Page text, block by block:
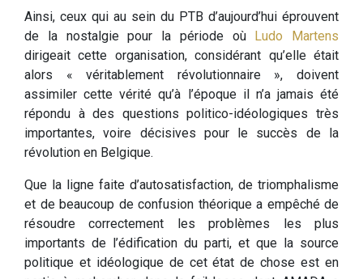
Ainsi, ceux qui au sein du PTB d’aujourd’hui éprouvent
de la nostalgie pour la période où
Ludo Martens
dirigeait cette organisation, considérant qu’elle était
alors « véritablement révolutionnaire », doivent
assimiler cette vérité qu’à l’époque il n’a jamais été
répondu à des questions politico-idéologiques très
importantes, voire décisives pour le succès de la
révolution en Belgique.
Que la ligne faite d’autosatisfaction, de triomphalisme
et de beaucoup de confusion théorique a empêché de
résoudre correctement les problèmes les plus
importants de l’édification du parti, et que la source
politique et idéologique de cet état de chose est en